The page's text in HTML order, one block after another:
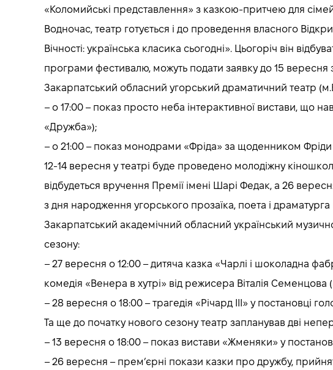
«Коломийські представлення» з казкою-притчею для
Водночас, театр готується і до проведення власного
Вічності: українська класика сьогодні». Цьогоріч він
програми фестивалю, можуть подати заявку до 15
Закарпатський обласний угорський драматичний театр
– о 17:00 – показ просто неба інтерактивної вистави, що
«Дружба»);
– о 21:00 – показ монодрами «Фріда» за щоденником
12-14 вересня у театрі буде проведено молодіжну
відбудеться вручення Премії імені Шарі Федак, а 26
з дня народження угорського прозаїка, поета і
Закарпатський академічний обласний український
сезону:
– 27 вересня о 12:00 – дитяча казка «Чарлі і шоколадна
комедія «Венера в хутрі» від режисера Віталія Семенцова
– 28 вересня о 18:00 – трагедія «Річард III» у постановці
Та ще до початку нового сезону театр запланував дві
– 13 вересня о 18:00 – показ вистави «Жменяки» у
– 26 вересня – прем’єрні покази казки про дружбу,